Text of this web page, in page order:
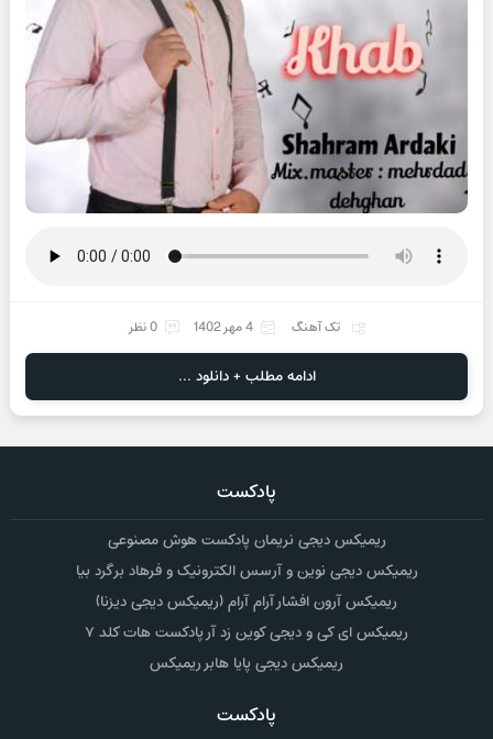
تک آهنگ 4 مهر 1402 0 نظر
ادامه مطلب + دانلود ...
پادکست
ریمیکس دیجی نریمان پادکست هوش مصنوعی
ریمیکس دیجی نوین و آرسس الکترونیک و فرهاد برگرد بیا
ریمیکس آرون افشار آرام آرام (ریمیکس دیجی دیزنا)
ریمیکس ای کی و دیجی کوین زد آر پادکست هات کلد ۷
ریمیکس دیجی پایا هابر ریمیکس
پادکست